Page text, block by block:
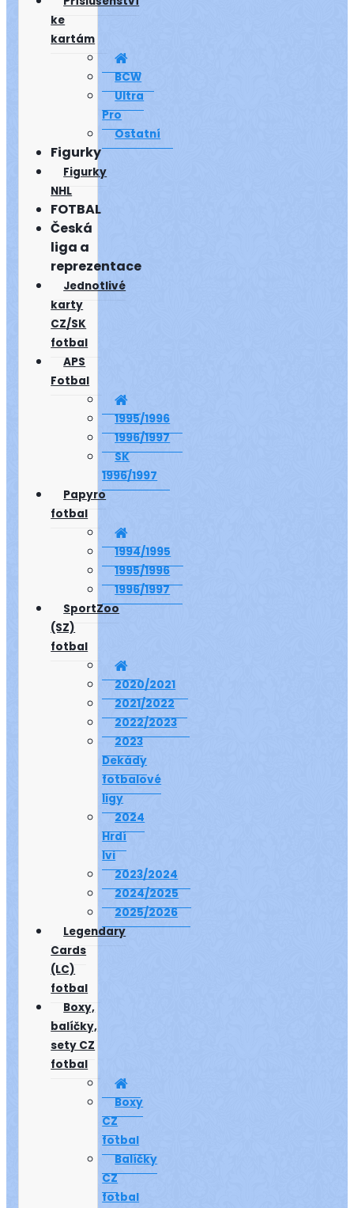
ke
kartám
BCW
Ultra
Pro
Ostatní
Figurky
Figurky
NHL
FOTBAL
Česká
liga a
reprezentace
Jednotlivé
karty
CZ/SK
fotbal
APS
Fotbal
1995/1996
1996/1997
SK
1996/1997
Papyro
fotbal
1994/1995
1995/1996
1996/1997
SportZoo
(SZ)
fotbal
2020/2021
2021/2022
2022/2023
2023
Dekády
fotbalové
ligy
2024
Hrdí
lvi
2023/2024
2024/2025
2025/2026
Legendary
Cards
(LC)
fotbal
Boxy,
balíčky,
sety CZ
fotbal
Boxy
CZ
fotbal
Balíčky
CZ
fotbal